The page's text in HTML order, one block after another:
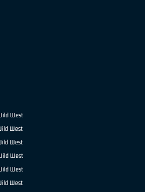
West
West
West
West
West
West